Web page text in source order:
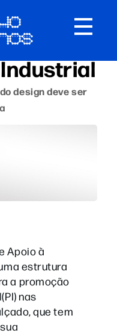
Toggle
design deve ser
Apoio à
estrutura
a promoção
nas
que tem